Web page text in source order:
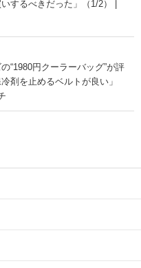
するべきだった」（1/2） |
“1980円クーラーバッグ”が評
剤を止めるベルトが良い」